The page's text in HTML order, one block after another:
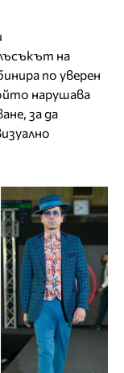
на
по уверен
нарушава
за да